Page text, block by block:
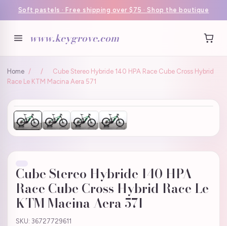
Soft pastels · Free shipping over $75 · Shop the boutique
www.keygrove.com
Home / /
Cube Stereo Hybride 140 HPA Race Cube Cross Hybrid
Race Le KTM Macina Aera 571
Cube Stereo Hybride 140 HPA
Race Cube Cross Hybrid Race Le
KTM Macina Aera 571
SKU: 36727729611